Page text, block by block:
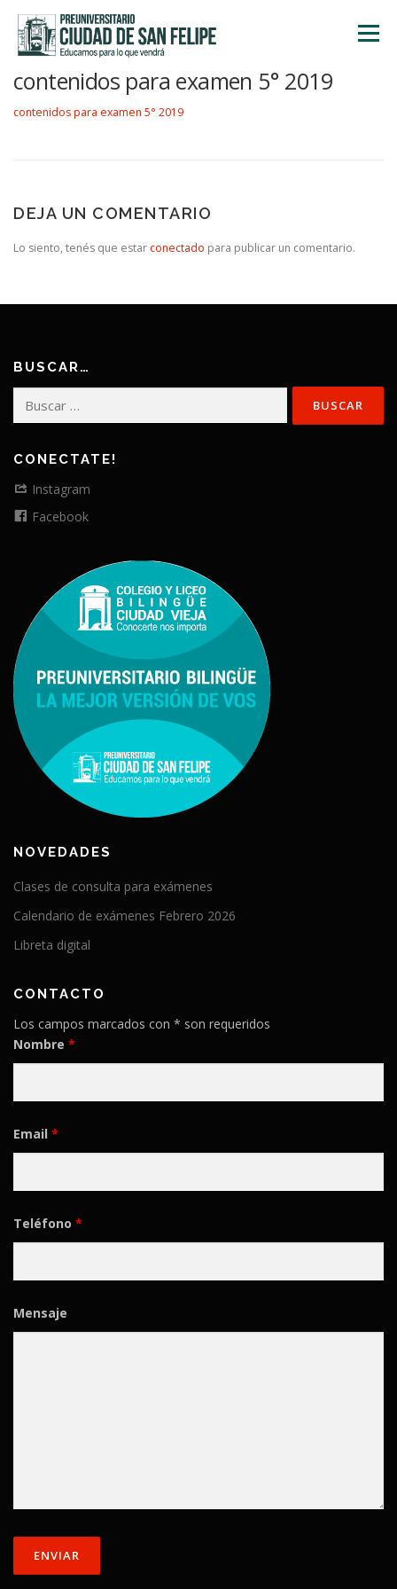
contenido
Menú
contenidos para examen 5° 2019
contenidos para examen 5° 2019
DEJA UN COMENTARIO
Lo siento, tenés que estar conectado para publicar un comentario.
BUSCAR…
CONECTATE!
Instagram
Facebook
NOVEDADES
Clases de consulta para exámenes
Calendario de exámenes Febrero 2026
Libreta digital
CONTACTO
Los campos marcados con * son requeridos
Nombre *
Email *
Teléfono *
Mensaje